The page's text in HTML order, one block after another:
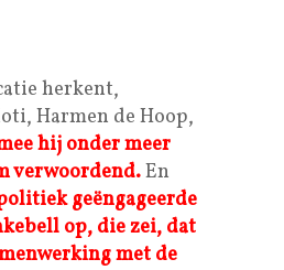
herkent,
Harmen de Hoop,
hij onder meer
verwoordend.En
geëngageerde
op, die zei, dat
met de